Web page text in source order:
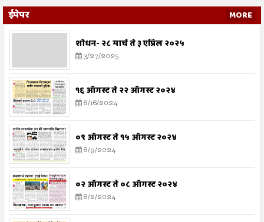
ईपेपर MORE
शोधन- २८ मार्च ते ३ एप्रिल २०२५
3/27/2025
१६ ऑगस्ट ते २२ ऑगस्ट २०२४
8/16/2024
०९ ऑगस्ट ते १५ ऑगस्ट २०२४
8/9/2024
०२ ऑगस्ट ते ०८ ऑगस्ट २०२४
8/2/2024